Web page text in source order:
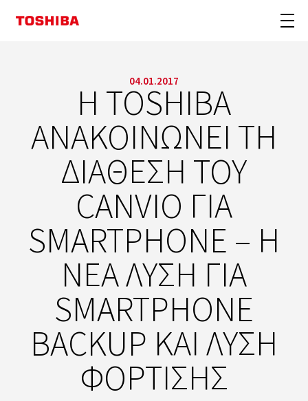
04.01.2017
H TOSHIBA
ΑΝΑΚΟΙΝΩΝΕΙ ΤΗ
ΔΙΑΘΕΣΗ ΤΟΥ
CANVIO ΓΙΑ
SMARTPHONE – Η
ΝΕΑ ΛΥΣΗ ΓΙΑ
SMARTPHONE
BACKUP ΚΑΙ ΛΥΣΗ
ΦΟΡΤΙΣΗΣ